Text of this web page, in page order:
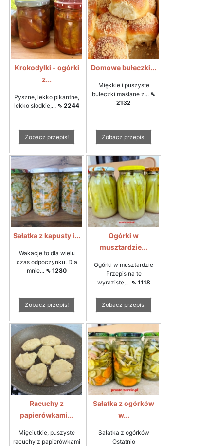
Krokodylki - ogórki
z...
Pyszne, lekko pikantne,
lekko słodkie,... ⇖ 2244
Zobacz przepis!
Domowe bułeczki...
Miękkie i puszyste
bułeczki maślane z... ⇖
2132
Zobacz przepis!
Sałatka z kapusty i...
Wakacje to dla wielu
czas odpoczynku. Dla
mnie... ⇖ 1280
Zobacz przepis!
Ogórki w
musztardzie...
Ogórki w musztardzie
Przepis na te
wyraziste,... ⇖ 1118
Zobacz przepis!
Racuchy z
papierówkami...
Mięciutkie, puszyste
racuchy z papierówkami
Sałatka z ogórków
w...
Sałatka z ogórków
Ostatnio